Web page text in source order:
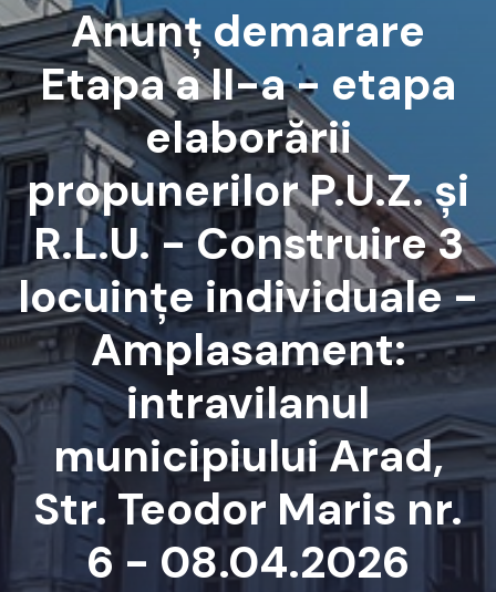
Anunț demarare
Etapa a II-a - etapa
elaborării
propunerilor P.U.Z. și
R.L.U. - Construire 3
locuințe individuale -
Amplasament:
intravilanul
municipiului Arad,
Str. Teodor Maris nr.
6 - 08.04.2026